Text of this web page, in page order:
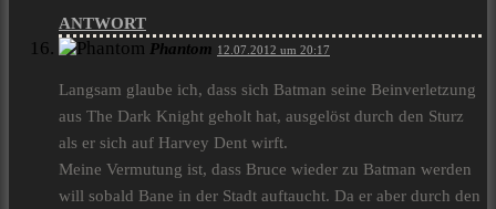
ANTWORT
Phantom 12.07.2012 um 20:17
Langsam glaube ich, dass sich Batman seine Beinverletzung
aus The Dark Knight geholt hat, ausgelöst durch den Sturz
als er sich auf Harvey Dent wirft.
Meine Vermutung ist, dass Bruce wieder zu Batman werden
will sobald Bane in der Stadt auftaucht. Da er aber durch den